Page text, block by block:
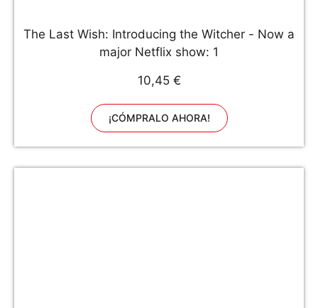
The Last Wish: Introducing the Witcher - Now a
major Netflix show: 1
10,45 €
¡CÓMPRALO AHORA!